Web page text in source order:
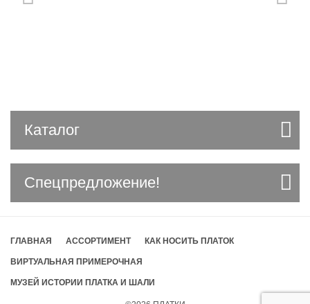
Каталог
Спецпредложение!
ГЛАВНАЯ АССОРТИМЕНТ КАК НОСИТЬ ПЛАТОК
ВИРТУАЛЬНАЯ ПРИМЕРОЧНАЯ
МУЗЕЙ ИСТОРИИ ПЛАТКА И ШАЛИ